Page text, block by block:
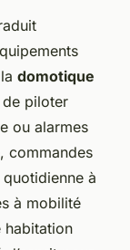
domotique
piloter
ou alarmes
commandes
à
à mobilité
habitation